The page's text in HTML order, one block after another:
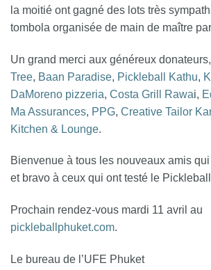
la moitié ont gagné des lots très
tombola organisée de main de maître
Un grand merci aux généreux donateurs,
Tree, Baan Paradise, Pickleball Kathu,
DaMoreno pizzeria, Costa Grill Rawai,
Ma Assurances, PPG, Creative Tailor
Kitchen & Lounge.
Bienvenue à tous les nouveaux amis
et bravo à ceux qui ont testé le
Prochain rendez-vous mardi 11 avril au
pickleballphuket.com.
Le bureau de l’UFE Phuket